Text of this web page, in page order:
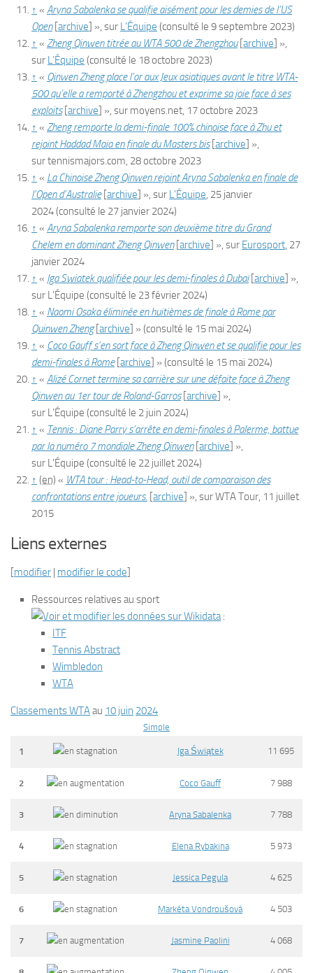
↑ « Aryna Sabalenka se qualifie aisément pour les demies de l’US
Open[archive] », sur L’Équipe (consulté le 9 septembre 2023)
↑ « Zheng Qinwen titrée au WTA 500 de Zhengzhou[archive] »,
sur L’Équipe (consulté le 18 octobre 2023)
↑ « Qinwen Zheng place l’or aux Jeux asiatiques avant le titre WTA-
500 qu’elle a remporté à Zhengzhou et exprime sa joie face à ses
exploits[archive] », sur moyens.net, 17 octobre 2023
↑ « Zheng remporte la demi-finale 100% chinoise face à Zhu et
rejoint Haddad Maia en finale du Masters bis[archive] »,
surtennismajors.com, 28 octobre 2023
↑ « La Chinoise Zheng Qinwen rejoint Aryna Sabalenka en finale de
l’Open d’Australie[archive] », sur L’Équipe, 25 janvier
2024(consulté le 27 janvier 2024)
↑ « Aryna Sabalenka remporte son deuxième titre du Grand
Chelem en dominant Zheng Qinwen[archive] », sur Eurosport, 27
janvier 2024
↑ « Iga Swiatek qualifiée pour les demi-finales à Dubaï[archive] »,
sur L’Équipe (consulté le 23 février 2024)
↑ « Naomi Osaka éliminée en huitièmes de finale à Rome par
Quinwen Zheng[archive] » (consulté le 15 mai 2024)
↑ « Coco Gauff s’en sort face à Zheng Qinwen et se qualifie pour les
demi-finales à Rome[archive] » (consulté le 15 mai 2024)
↑ « Alizé Cornet termine sa carrière sur une défaite face à Zheng
Qinwen au 1er tour de Roland-Garros[archive] »,
sur L’Équipe (consulté le 2 juin 2024)
↑ « Tennis : Diane Parry s’arrête en demi-finales à Palerme, battue
par la numéro 7 mondiale Zheng Qinwen[archive] »,
sur L’Équipe (consulté le 22 juillet 2024)
↑ (en) « WTA tour : Head-to-Head, outil de comparaison des
confrontations entre joueurs. [archive] », surWTA Tour, 11 juillet
2015
Liens externes
[modifier | modifier le code]
Ressources relatives au sport
:
ITF
Tennis Abstract
Wimbledon
WTA
Classements WTAau 10 juin 2024
Simple
1 Iga Świątek 11 695
2 Coco Gauff 7 988
3 Aryna Sabalenka 7 788
4 Elena Rybakina 5 973
5 Jessica Pegula 4 625
6 Markéta Vondroušová 4 503
7 Jasmine Paolini 4 068